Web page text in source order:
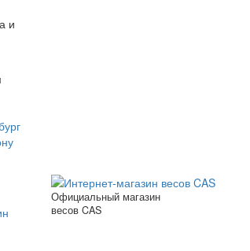
и
Официальный магазин
весов CAS